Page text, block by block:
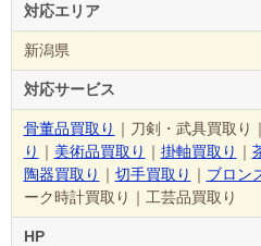
対応エリア
新潟県
対応サービス
骨董品買取り ｜刀剣・武具買取り
り ｜ 美術品買取り ｜ 掛軸買取り ｜
陶器買取り ｜ 切手買取り ｜ ブロン
ーク時計買取り｜工芸品買取り
HP